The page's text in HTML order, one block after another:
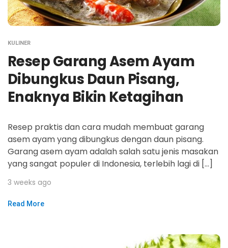
KULINER
Resep Garang Asem Ayam
Dibungkus Daun Pisang,
Enaknya Bikin Ketagihan
Resep praktis dan cara mudah membuat garang
asem ayam yang dibungkus dengan daun pisang.
Garang asem ayam adalah salah satu jenis masakan
yang sangat populer di Indonesia, terlebih lagi di […]
3 weeks ago
Read More